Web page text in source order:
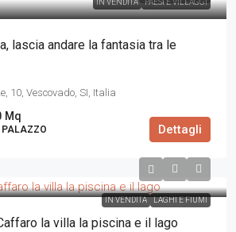
lascia andare la fantasia tra le
10, Vescovado, SI, Italia
Mq
PALAZZO Dettagli
IN VENDITA LAGHI E FIUMI
la villa la piscina e il lago